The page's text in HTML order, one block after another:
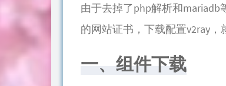
由于去掉了php解析和
的网站证书，下载配置v2ray，
一、组件下载